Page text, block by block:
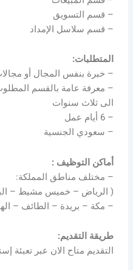
– قسم التسويق
– قسم سلاسل الإمداد
المتطلبات:
– خبرة بنفس المجال أو
– معرفة عامة بالقسم
الى ثلاث سنوات
– 6 أيام عمل
– سعودي الجنسية
أماكن التوظيف :
– مختلف مناطق المملكة:
( الرياض – خميس مشيط –
– مكة – بريدة – الطائف –
طريقة التقديم:
التقديم متاح الان عبر تعبئة